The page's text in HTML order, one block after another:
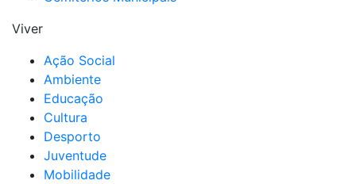
Viver
Ação Social
Ambiente
Educação
Cultura
Desporto
Juventude
Mobilidade